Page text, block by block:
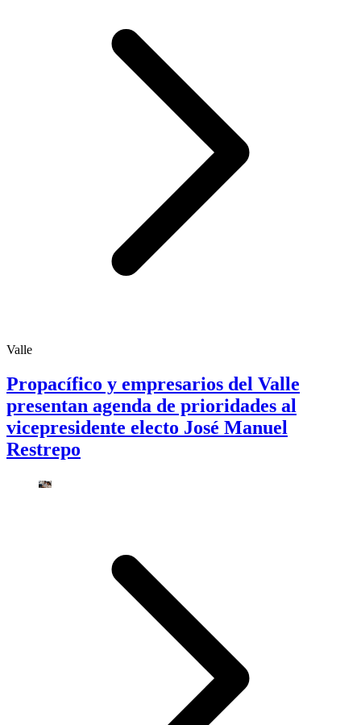
Valle
Propacífico y empresarios del Valle
presentan agenda de prioridades al
vicepresidente electo José Manuel
Restrepo